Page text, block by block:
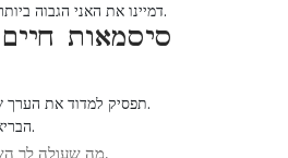
דמיינו את האני הגבוה ביותר שלכם והתחילו להופיע בתורה.
סיסמאות
תפסיק למדוד את הערך שלך עם השליט של מישהו אחר.
הבריאות הנפשית שלך לא יסולא בפז.
מה שעולה לך השקט הפנימי שלך הוא יקר מדי.